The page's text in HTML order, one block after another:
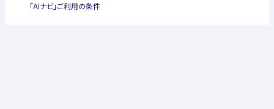
「AIナビ」ご利用の条件